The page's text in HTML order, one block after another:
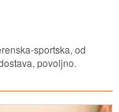
sportska, od
povoljno.